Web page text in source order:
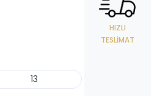
13
HIZLI
TESLIMAT